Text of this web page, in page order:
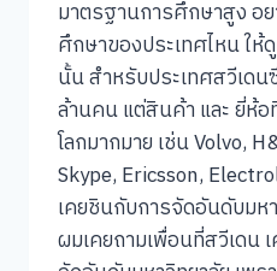
มาตรฐานการศึกษาสูง อ
ศึกษาของประเทศไหน ใ
นั้น สำหรับประเทศสวีเด
ล้านคน แต่สินค้า และ ยี่ห้
โลกมากมาย เช่น Volvo,
Skype, Ericsson,
เคยชินกับการจัดอันดับมห
ผมเคยถามเพื่อนที่สวีเดน